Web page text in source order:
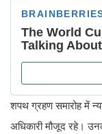
शपथ ग्रहण समारोह में
अधिकारी मौजूद रहे।